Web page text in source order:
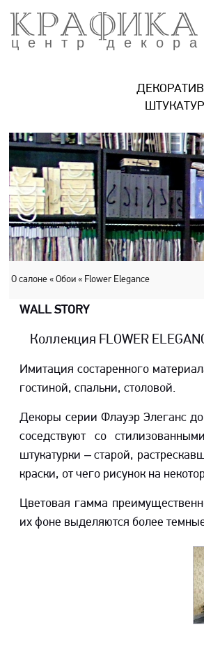
КРАФИКА
центр декора
О салоне« Обои « Flower Elegance
WALL STORY
Коллекция FLOWER
Имитация состаренного
гостиной, спальни, столовой.
Декоры серии Флауэр Элеганс
соседствуют со
штукатурки – старой,
краски, от чего рисунок на
Цветовая гамма
их фоне выделяются более